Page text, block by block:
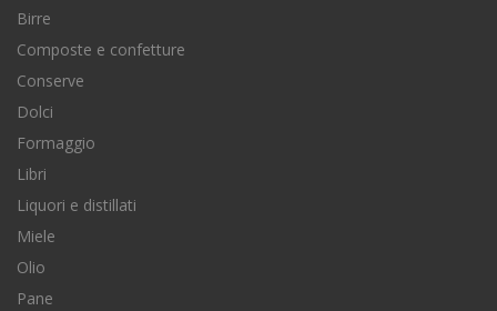
Birre
Composte e confetture
Conserve
Dolci
Formaggio
Libri
Liquori e distillati
Miele
Olio
Pane